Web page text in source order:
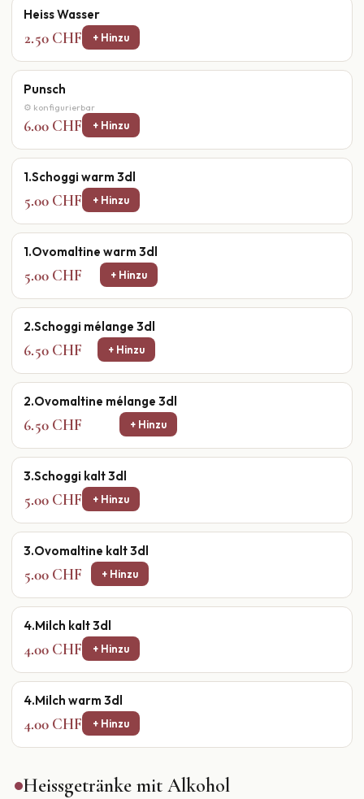
Heiss Wasser
2.50 CHF + Hinzu
Punsch
⚙ konfigurierbar
6.00 CHF + Hinzu
1.Schoggi warm 3dl
5.00 CHF + Hinzu
1.Ovomaltine warm 3dl
5.00 CHF + Hinzu
2.Schoggi mélange 3dl
6.50 CHF + Hinzu
2.Ovomaltine mélange 3dl
6.50 CHF + Hinzu
3.Schoggi kalt 3dl
5.00 CHF + Hinzu
3.Ovomaltine kalt 3dl
5.00 CHF + Hinzu
4.Milch kalt 3dl
4.00 CHF + Hinzu
4.Milch warm 3dl
4.00 CHF + Hinzu
Heissgetränke mit Alkohol